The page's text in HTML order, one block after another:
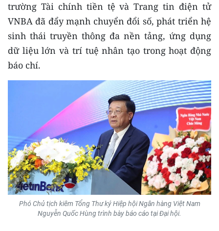
trường Tài chính tiền tệ và Trang tin điện tử
VNBA đã đẩy mạnh chuyển đổi số, phát triển hệ
sinh thái truyền thông đa nền tảng, ứng dụng
dữ liệu lớn và trí tuệ nhân tạo trong hoạt động
báo chí.
Phó Chủ tịch kiêm Tổng Thư ký Hiệp hội Ngân hàng Việt Nam
Nguyễn Quốc Hùng trình bày báo cáo tại Đại hội.